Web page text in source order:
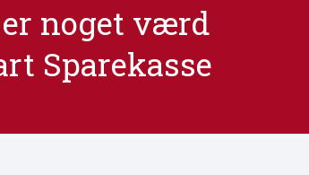
noget værd
Sparekasse